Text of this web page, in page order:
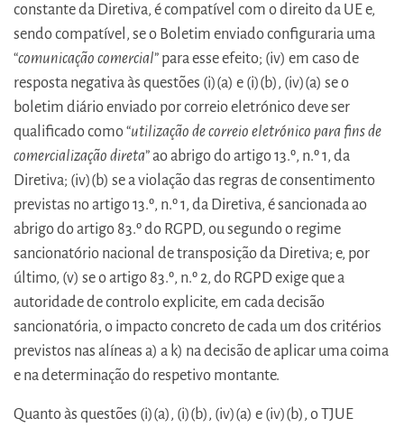
constante da Diretiva, é compatível com o direito da UE e,
sendo compatível, se o Boletim enviado configuraria uma
“comunicação comercial” para esse efeito; (iv) em caso de
resposta negativa às questões (i)(a) e (i)(b), (iv)(a) se o
boletim diário enviado por correio eletrónico deve ser
qualificado como “utilização de correio eletrónico para fins de
comercialização direta” ao abrigo do artigo 13.º, n.º 1, da
Diretiva; (iv)(b) se a violação das regras de consentimento
previstas no artigo 13.º, n.º 1, da Diretiva, é sancionada ao
abrigo do artigo 83.º do RGPD, ou segundo o regime
sancionatório nacional de transposição da Diretiva; e, por
último, (v) se o artigo 83.º, n.º 2, do RGPD exige que a
autoridade de controlo explicite, em cada decisão
sancionatória, o impacto concreto de cada um dos critérios
previstos nas alíneas a) a k) na decisão de aplicar uma coima
e na determinação do respetivo montante.
Quanto às questões (i)(a), (i)(b), (iv)(a) e (iv)(b), o TJUE